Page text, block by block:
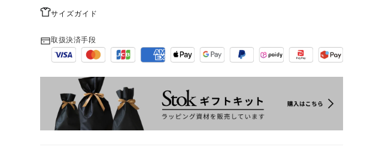
サイズガイド
取扱決済手段